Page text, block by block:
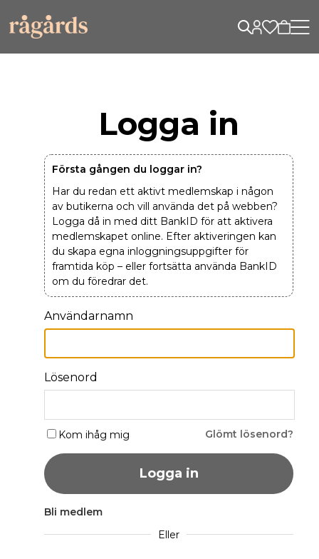
Logga in
Första gången du loggar in?
Har du redan ett aktivt medlemskap i någon
av butikerna och vill använda det på webben?
Logga då in med ditt BankID för att aktivera
medlemskapet online. Efter aktiveringen kan
du skapa egna inloggningsuppgifter för
framtida köp – eller fortsätta använda BankID
om du föredrar det.
Användarnamn
Lösenord
Kom ihåg mig Glömt lösenord?
Logga in
Bli medlem
Eller